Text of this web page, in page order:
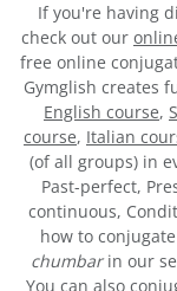
If you're having
check out our
free online
Gymglish creates
English course,
course, Italian
(of all groups) in
Past-perfect,
continuous,
how to
chumbarin our
You can also